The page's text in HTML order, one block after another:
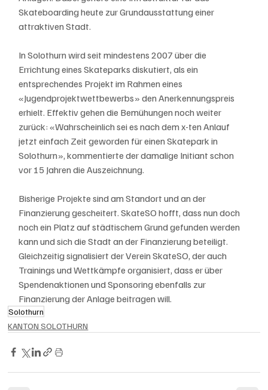
Skateboarding heute zur Grundausstattung einer
attraktiven Stadt.
In Solothurn wird seit mindestens 2007 über die
Errichtung eines Skateparks diskutiert, als ein
entsprechendes Projekt im Rahmen eines
«Jugendprojektwettbewerbs» den Anerkennungspreis
erhielt. Effektiv gehen die Bemühungen noch weiter
zurück: «Wahrscheinlich sei es nach dem x-ten Anlauf
jetzt einfach Zeit geworden für einen Skatepark in
Solothurn», kommentierte der damalige Initiant schon
vor 15 Jahren die Auszeichnung.
Bisherige Projekte sind am Standort und an der
Finanzierung gescheitert. SkateSO hofft, dass nun doch
noch ein Platz auf städtischem Grund gefunden werden
kann und sich die Stadt an der Finanzierung beteiligt.
Gleichzeitig signalisiert der Verein SkateSO, der auch
Trainings und Wettkämpfe organisiert, dass er über
Spendenaktionen und Sponsoring ebenfalls zur
Finanzierung der Anlage beitragen will.
Solothurn
KANTON SOLOTHURN